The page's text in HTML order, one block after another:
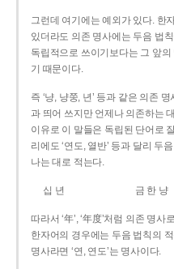
그런데 여기에는 예외가 있다. 한
있더라도 의존 명사에는 두음 법
독립적으로 쓰이기보다는 그 앞
기 때문이다.
즉 ‘냥, 냥쭝, 년’ 등과 같은 의존
과 띄어 쓰지만 언제나 의존하는
이유로 이 말들은 독립된 단어로
리에도 ‘연도, 열반’ 등과 달리 두
나는 대로 적는다.
십 년 금 한 냥
따라서 ‘年’, ‘年度’처럼 의존 명
한자어의 경우에는 두음 법칙의
명사라면 ‘연, 연도’는 명사이다.